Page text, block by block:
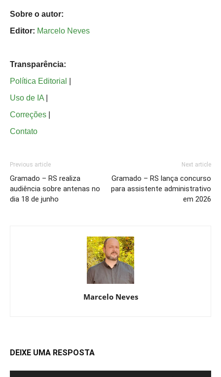
Sobre o autor:
Editor: Marcelo Neves
Transparência:
Política Editorial
Uso de IA
Correções
Contato
Previous article
Gramado – RS realiza
audiência sobre antenas no
dia 18 de junho
Next article
Gramado – RS lança concurso
para assistente administrativo
em 2026
Marcelo Neves
DEIXE UMA RESPOSTA